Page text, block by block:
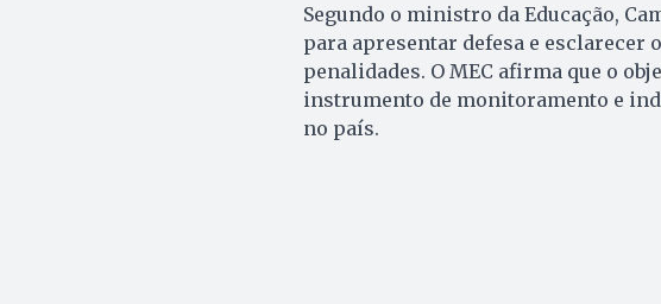
Segundo o ministro da Educação,
para apresentar defesa e esclarecer
penalidades. O MEC afirma que o
instrumento de monitoramento e
no país.